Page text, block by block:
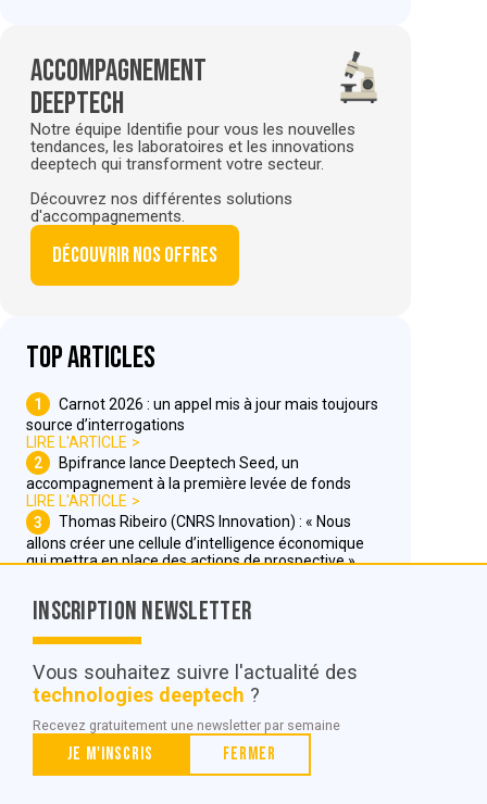
Accompagnement
deeptech
Notre équipe Identifie pour vous les nouvelles
tendances, les laboratoires et les innovations
deeptech qui transforment votre secteur.
Découvrez nos différentes solutions
d'accompagnements.
Découvrir nos offres
Top articles
1
Carnot 2026 : un appel mis à jour mais toujours
source d’interrogations
LIRE L'ARTICLE
2
Bpifrance lance Deeptech Seed, un
accompagnement à la première levée de fonds
LIRE L'ARTICLE
3
Thomas Ribeiro (CNRS Innovation) : « Nous
allons créer une cellule d’intelligence économique
qui mettra en place des actions de prospective »
© POC Media 2026
Tous droits réservés.
Qui sommes nous ?
Mentions légales
Inscription Newsletter
Vous souhaitez suivre l'actualité des
technologies deeptech ?
Recevez gratuitement une newsletter par semaine
Je m'inscris Fermer